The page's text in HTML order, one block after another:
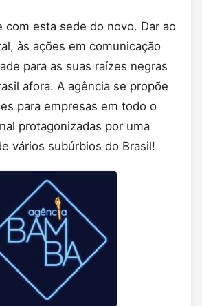
com esta sede do novo. Dar ao
às ações em comunicação
para as suas raízes negras
afora. A agência se propõe
para empresas em todo o
protagonizadas por uma
vários subúrbios do Brasil!